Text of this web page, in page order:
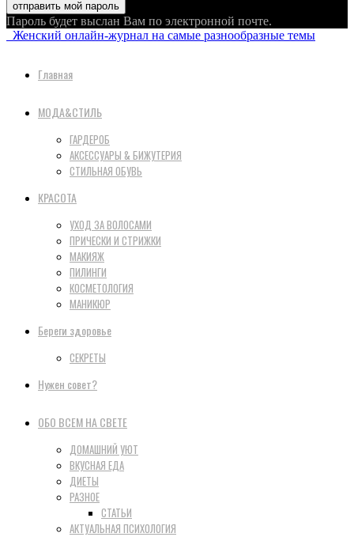
Пароль будет выслан Вам по электронной почте.
Женский онлайн-журнал на самые разнообразные темы
Главная
МОДА&СТИЛЬ
ГАРДЕРОБ
АКСЕССУАРЫ & БИЖУТЕРИЯ
СТИЛЬНАЯ ОБУВЬ
КРАСОТА
УХОД ЗА ВОЛОСАМИ
ПРИЧЕСКИ И СТРИЖКИ
МАКИЯЖ
ПИЛИНГИ
КОСМЕТОЛОГИЯ
МАНИКЮР
Береги здоровье
СЕКРЕТЫ
Нужен совет?
ОБО ВСЕМ НА СВЕТЕ
ДОМАШНИЙ УЮТ
ВКУСНАЯ ЕДА
ДИЕТЫ
РАЗНОЕ
СТАТЬИ
АКТУАЛЬНАЯ ПСИХОЛОГИЯ